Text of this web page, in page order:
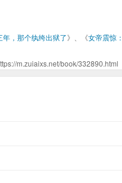
年，那个纨绔出狱了》、《女帝震惊
m.zuiaixs.net/book/332890.html